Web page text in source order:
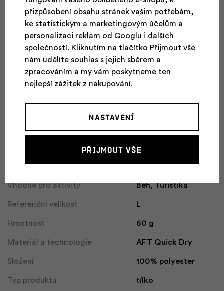
a ultralehké provedení.
Lehké tílko z materiálu AFT Quick Dry pro rychlý
odvod potu.
Antibakteriální úprava Polygiene® omezue vznik
zápachu.
Lepený dolní kraj pro čistý vzhled.
Parametry
Pohlaví Pánské
Vhodné pro aktivity Běh, Turistika
Referenční velikost L
Hmotnost 60 g
Materiál a technologie AFT Quick Dry
Složení 100% polyester
Typ produktu tílko
přizpůsobení obsahu stránek vašim potřebám,
ke statistickým a marketingovým účelům a
personalizaci reklam od Googlu i dalších
společností. Kliknutím na tlačítko Přijmout vše
nám udělíte souhlas s jejich sběrem a
zpracováním a my vám poskytneme ten
nejlepší zážitek z nakupování.
Nastavení
Přijmout vše